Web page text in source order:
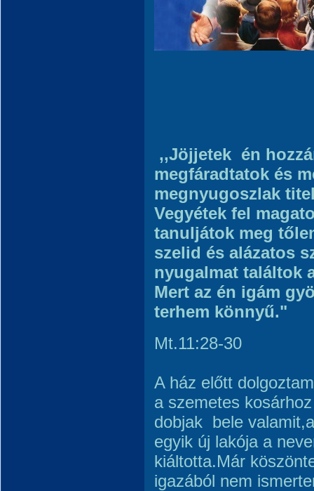
,,Jöjjetek én
megfáradtatok és
megnyugoszlak
Vegyétek fel
tanuljátok meg
szelid és alázatos
nyugalmat találtok
Mert az én igám
terhem könnyű."
Mt.11:28-30
A ház előtt
a szemetes
dobjak bele
egyik új lakója a
kiáltotta.Már
igazából nem